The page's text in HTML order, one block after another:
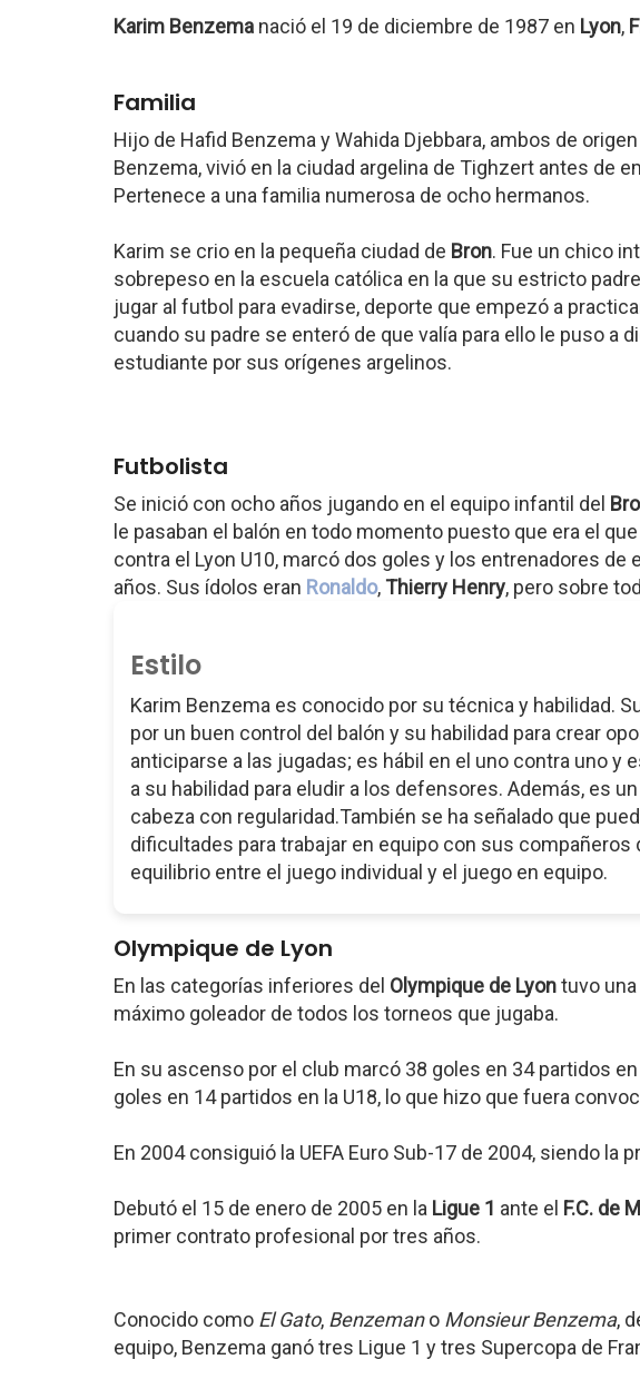
Karim Benzema nació el 19 de diciembre de 1987 en Lyon,
Familia
Hijo de Hafid Benzema y Wahida Djebbara, ambos de origen
Benzema, vivió en la ciudad argelina de Tighzert antes de
Pertenece a una familia numerosa de ocho hermanos.
Karim se crio en la pequeña ciudad de Bron. Fue un chico
sobrepeso en la escuela católica en la que su estricto
jugar al futbol para evadirse, deporte que empezó a
cuando su padre se enteró de que valía para ello le puso a
estudiante por sus orígenes argelinos.
Futbolista
Se inició con ocho años jugando en el equipo infantil del
le pasaban el balón en todo momento puesto que era el
contra el Lyon U10, marcó dos goles y los entrenadores
años. Sus ídolos eran Ronaldo, Thierry Henry, pero sobre
Estilo
Karim Benzema es conocido por su técnica y habilidad.
por un buen control del balón y su habilidad para crear
anticiparse a las jugadas; es hábil en el uno contra uno y
a su habilidad para eludir a los defensores. Además, es
cabeza con regularidad.También se ha señalado que
dificultades para trabajar en equipo con sus compañeros
equilibrio entre el juego individual y el juego en equipo.
Olympique de Lyon
En las categorías inferiores del Olympique de Lyontuvo
máximo goleador de todos los torneos que jugaba.
En su ascenso por el club marcó 38 goles en 34 partidos
goles en 14 partidos en la U18, lo que hizo que fuera
En 2004 consiguió la UEFA Euro Sub-17 de 2004, siendo la
Debutó el 15 de enero de 2005 en la Ligue 1 ante el F.C. de
primer contrato profesional por tres años.
Conocido como El Gato, Benzemano Monsieur Benzema,
equipo, Benzema ganó tres Ligue 1 y tres Supercopa de